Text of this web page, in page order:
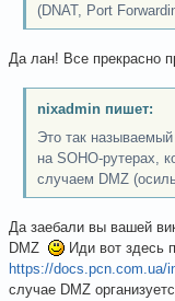
(DNAT, Port
Да лан! Все прекрасно
nixadmin пишет:
Это так
на SOHO-рутерах,
случаем DMZ
Да заебали вы вашей
DMZ
Иди вот здесь
https://docs.pcn.com.ua/
случае DMZ